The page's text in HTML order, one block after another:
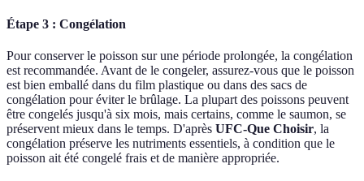
Étape 3 : Congélation
Pour conserver le poisson sur une période prolongée, la congélation
est recommandée. Avant de le congeler, assurez-vous que le poisson
est bien emballé dans du film plastique ou dans des sacs de
congélation pour éviter le brûlage. La plupart des poissons peuvent
être congelés jusqu'à six mois, mais certains, comme le saumon, se
préservent mieux dans le temps. D'après UFC-Que Choisir, la
congélation préserve les nutriments essentiels, à condition que le
poisson ait été congelé frais et de manière appropriée.